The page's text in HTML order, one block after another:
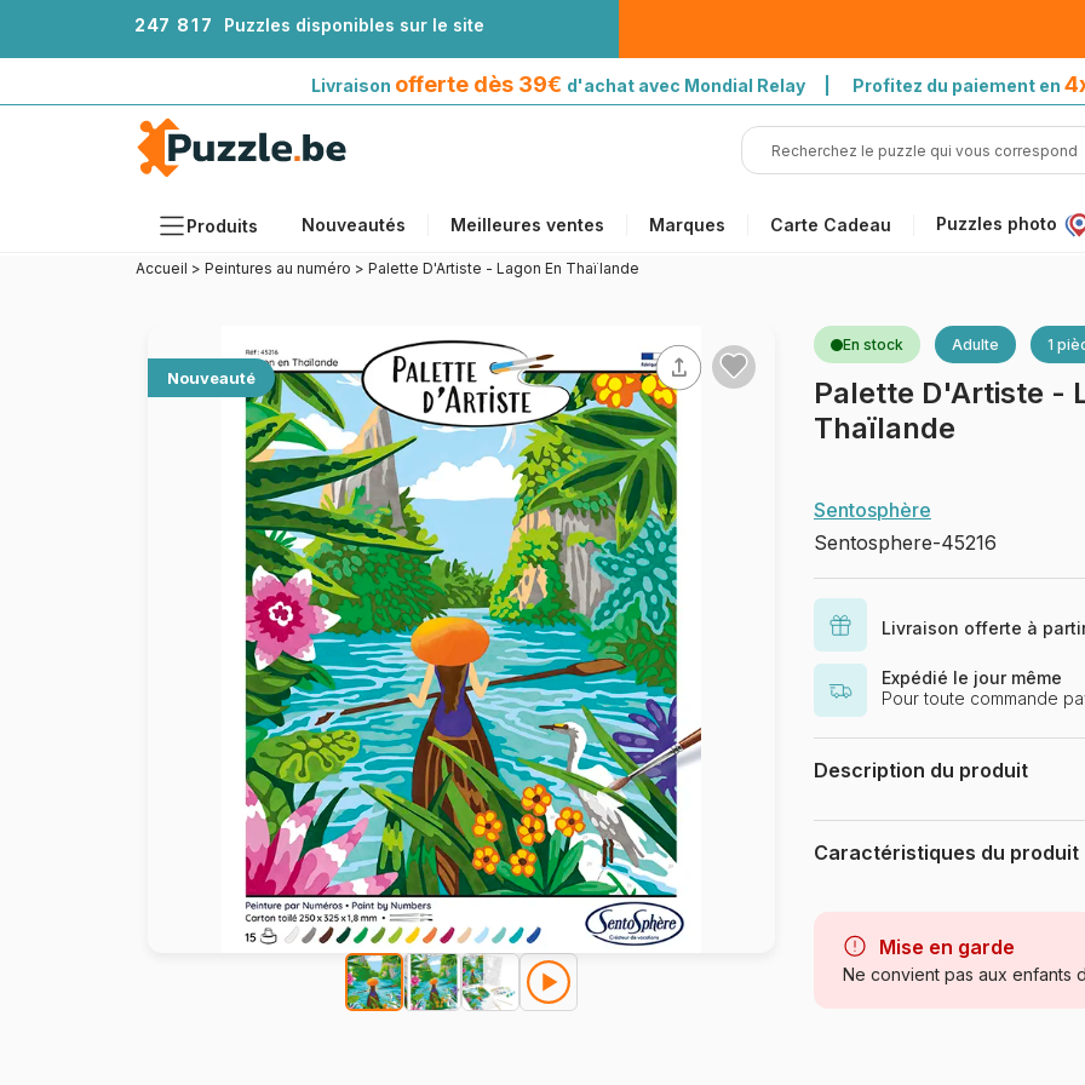
247 81 7 Puzzles disponibles sur le site
Livraison offerte dès 39€ d'achat avec Mondial Relay | Profitez du paiement en
Produits Nouveautés Meilleures ventes Marques Carte Cadeau Puzzles photo
Formats
Accessoires
Puzzles en bois
Peinture au numéro
Accueil > Peintures au numéro > Palette D'Artiste - Lagon En Thaïlande
Nouveauté
En stock Adulte 1
Palette D'Artiste -
Thaïlande
Sentosphère
Sentosphere-45216
Livraison offerte à
Expédié le jour même
Pour toute commande
Description du produit
Création Véronique Debroise
🎨 Peinture par numéros, Une
Et si vous vous accordiez un
Accessible à tous, cette activité
apaisante et gratifiante.
Caractéristiques du produit
Catégorie
Age
Mise en garde
Ne convient pas aux enfants